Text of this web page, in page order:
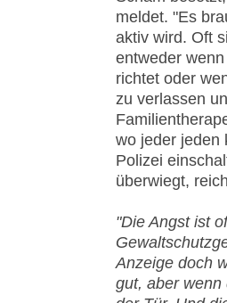
meldet. "Es
aktiv wird. Oft
entweder
richtet oder
zu verlassen
wo jeder jeden
Polizei
überwiegt,
"Die Angst ist
Anzeige doch
gut, aber wenn